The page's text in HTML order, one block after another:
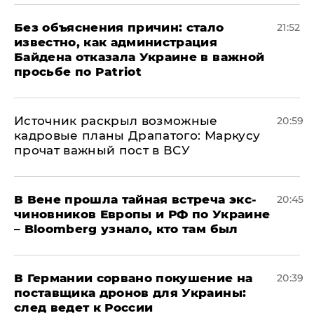
Без объяснения причин: стало
известно, как администрация
Байдена отказала Украине в важной
просьбе по Patriot
21:52
​Источник раскрыл возможные
кадровые планы Драпатого: Маркусу
прочат важный пост в ВСУ
20:59
В Вене прошла тайная встреча экс-
чиновников Европы и РФ по Украине
– Bloomberg узнало, кто там был
20:45
​В Германии сорвано покушение на
поставщика дронов для Украины:
след ведет к России
20:39